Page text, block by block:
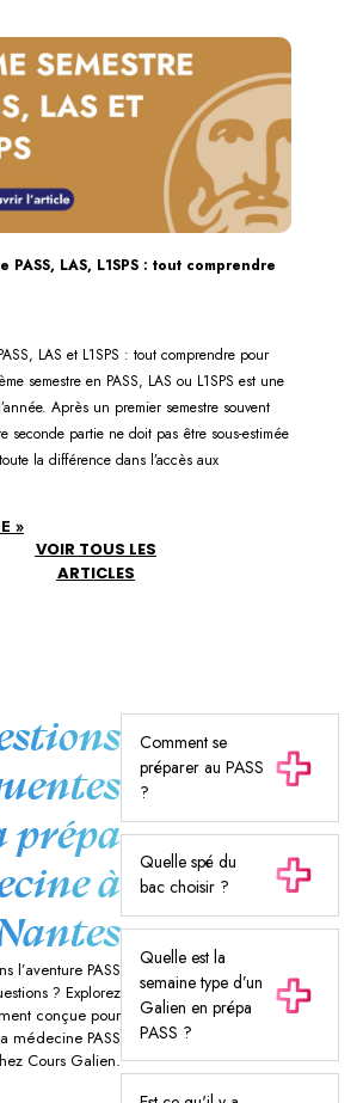
PASS, LAS, L1SPS : tout comprendre
LAS et L1SPS : tout comprendre pour
semestre en PASS, LAS ou L1SPS est une
Après un premier semestre souvent
seconde partie ne doit pas être sous-estimée
la différence dans l’accès aux
»
VOIR TOUS LES
ARTICLES
prépa
à
l’aventure PASS
? Explorez
conçue pour
médecine PASS
Cours Galien.
Comment se
préparer au PASS
?
Quelle spé du
bac choisir ?
Quelle est la
semaine type d’un
Galien en prépa
PASS ?